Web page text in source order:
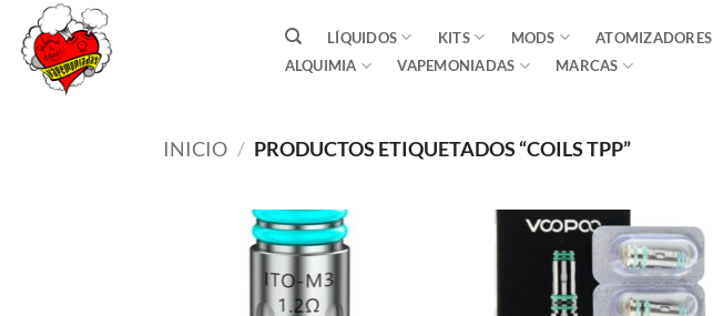
Saltar
contenido
LÍQUIDOS KITS MODS ATOMIZADORES
ALQUIMIA
VAPEMONIADAS MARCAS
INICIO / PRODUCTOS ETIQUETADOS “COILS TPP”